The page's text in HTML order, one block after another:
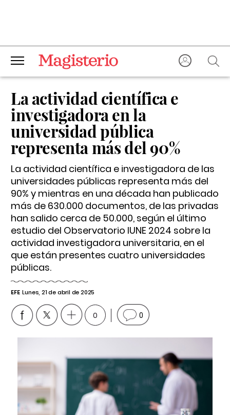
La actividad científica e
investigadora en la
universidad pública
representa más del 90%
La actividad científica e investigadora de las
universidades públicas representa más del
90% y mientras en una década han publicado
más de 630.000 documentos, de las privadas
han salido cerca de 50.000, según el último
estudio del Observatorio IUNE 2024 sobre la
actividad investigadora universitaria, en el
que están presentes cuatro universidades
públicas.
EFE Lunes, 21 de abril de 2025
0 0